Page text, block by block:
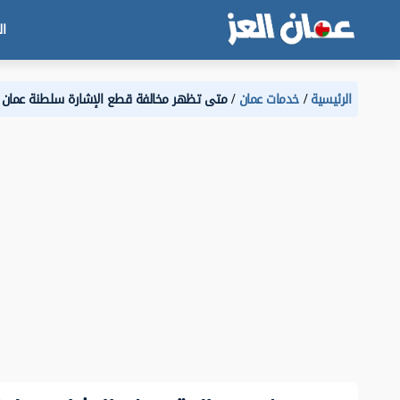
الرئيسية خدمات عمان متى تظهر مخالفة قطع الإشارة سلطنة عمان